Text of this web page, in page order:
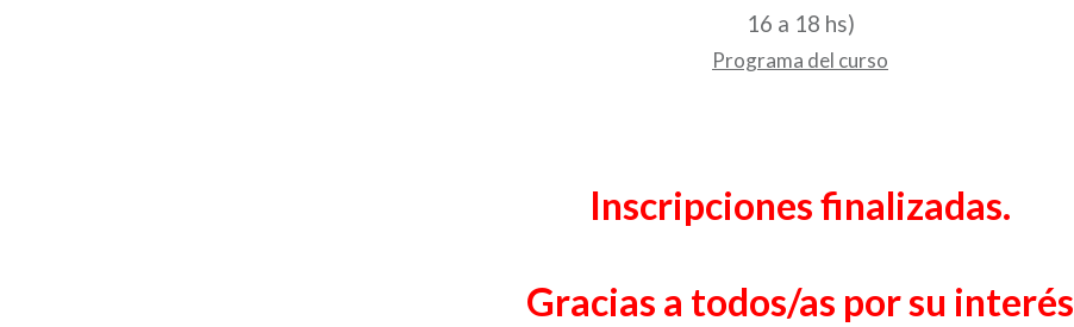
16 a 18 hs)
Programa del curso
Inscripciones finalizadas.
Gracias a todos/as por su interés